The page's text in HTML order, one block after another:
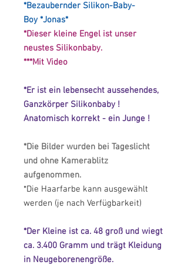
*Bezaubernder Silikon-Baby-
Boy *Jonas*
*Dieser kleine Engel ist unser
neustes Silikonbaby.
***Mit Video
*Er ist ein lebensecht aussehendes,
Ganzkörper Silikonbaby !
Anatomisch korrekt - ein Junge !
*Die Bilder wurden bei Tageslicht
und ohne Kamerablitz
aufgenommen.
*Die Haarfarbe kann ausgewählt
werden (je nach Verfügbarkeit)
*Der Kleine ist ca. 48 groß und wiegt
ca. 3.400 Gramm und trägt Kleidung
in Neugeborenengröße.